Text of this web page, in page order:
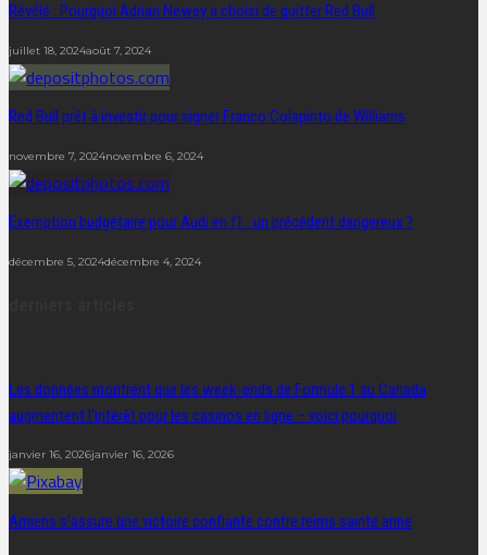
Révélé : Pourquoi Adrian Newey a choisi de quitter Red Bull
juillet 18, 2024août 7, 2024
Red Bull prêt à investir pour signer Franco Colapinto de Williams
novembre 7, 2024novembre 6, 2024
Exemption budgétaire pour Audi en f1 : un précédent dangereux ?
décembre 5, 2024décembre 4, 2024
Les données montrent que les week-ends de Formule 1 au Canada
augmentent l’intérêt pour les casinos en ligne – voici pourquoi
janvier 16, 2026janvier 16, 2026
Amiens s’assure une victoire confiante contre reims sainte anne